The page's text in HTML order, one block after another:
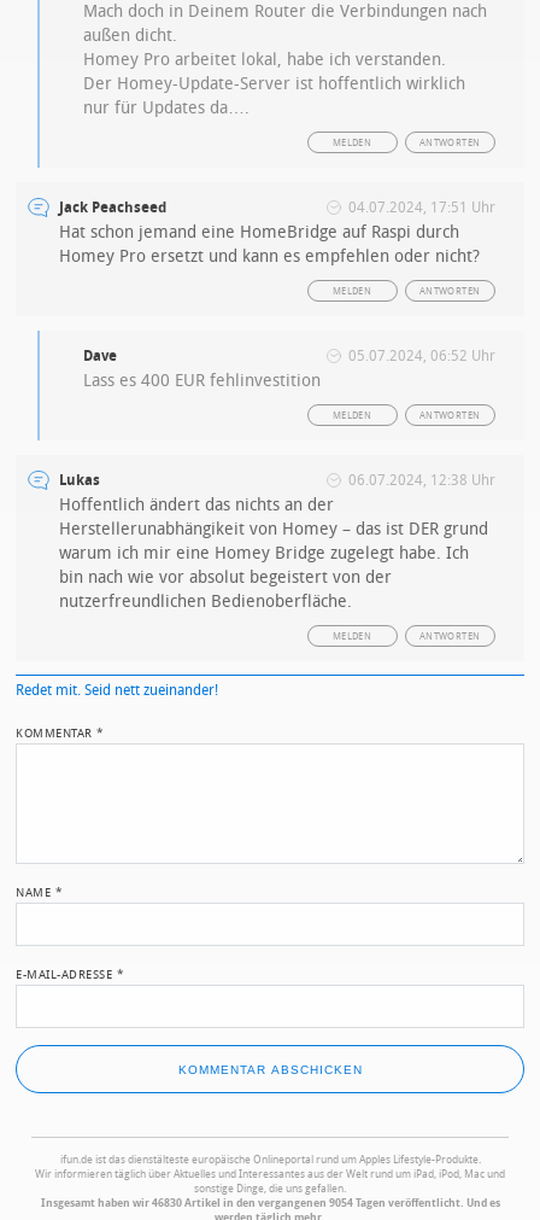
Mach doch in Deinem Router die Verbindungen nach
außen dicht.
Homey Pro arbeitet lokal, habe ich verstanden.
Der Homey-Update-Server ist hoffentlich wirklich
nur für Updates da….
ANTWORTEN
MELDEN
Jack Peachseed 04.07.2024, 17:51 Uhr
Hat schon jemand eine HomeBridge auf Raspi durch
Homey Pro ersetzt und kann es empfehlen oder nicht?
ANTWORTEN
MELDEN
Dave 05.07.2024, 06:52 Uhr
Lass es 400 EUR fehlinvestition
ANTWORTEN
MELDEN
Lukas 06.07.2024, 12:38 Uhr
Hoffentlich ändert das nichts an der
Herstellerunabhängikeit von Homey – das ist DER grund
warum ich mir eine Homey Bridge zugelegt habe. Ich
bin nach wie vor absolut begeistert von der
nutzerfreundlichen Bedienoberfläche.
ANTWORTEN
MELDEN
Redet mit. Seid nett zueinander!
KOMMENTAR*
NAME *
E-MAIL-ADRESSE *
ifun.de ist das dienstälteste europäische Onlineportal rund um Apples Lifestyle-Produkte.
Wir informieren täglich über Aktuelles und Interessantes aus der Welt rund um iPad, iPod, Mac und
sonstige Dinge, die uns gefallen.
Insgesamt haben wir 46830 Artikel in den vergangenen 9054 Tagen veröffentlicht. Und es